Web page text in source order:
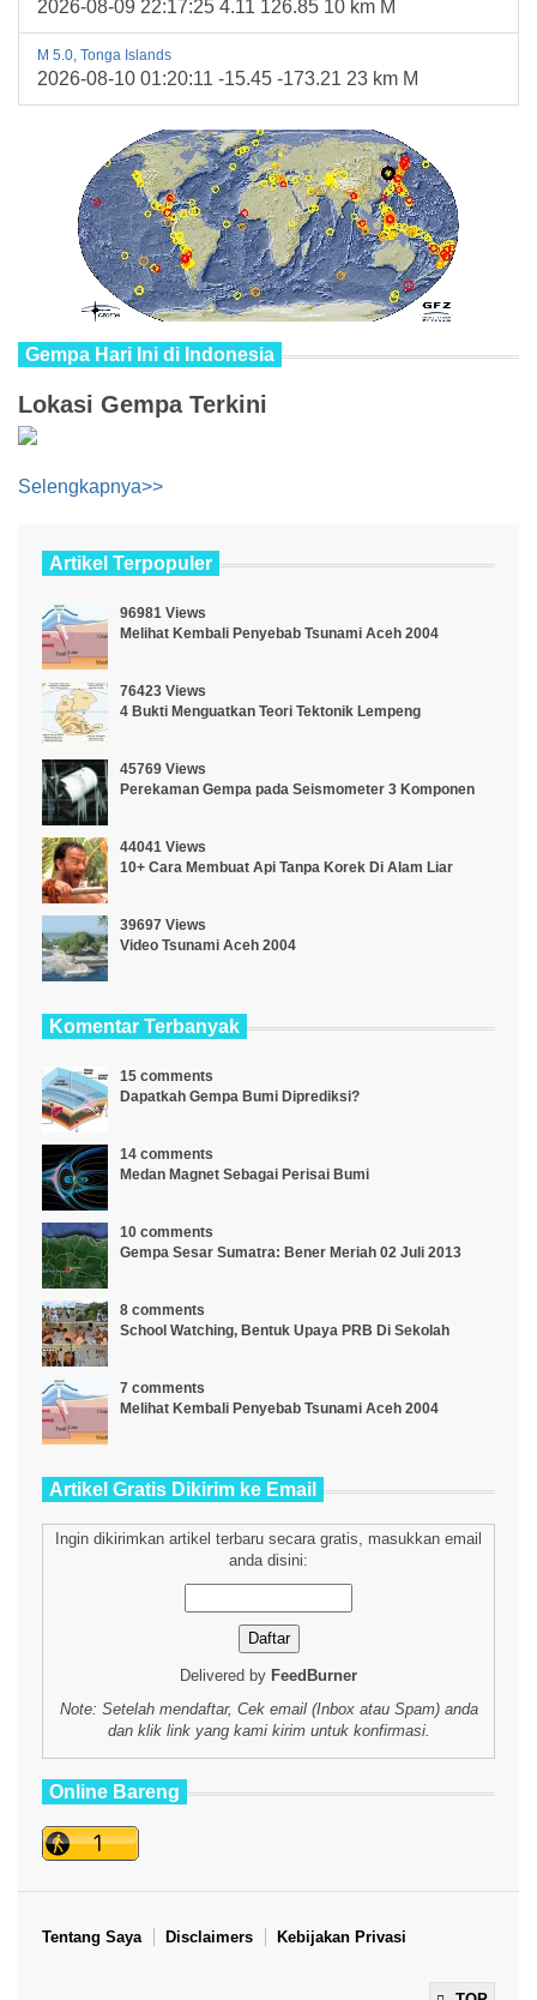
2026-08-09 22:17:25 4.11 126.85 10 km M
M 5.0, Tonga Islands
2026-08-10 01:20:11 -15.45 -173.21 23 km M
Gempa Hari Ini di Indonesia
Lokasi Gempa Terkini
Selengkapnya>>
Artikel Terpopuler
96981 Views
Melihat Kembali Penyebab Tsunami Aceh 2004
76423 Views
4 Bukti Menguatkan Teori Tektonik Lempeng
45769 Views
Perekaman Gempa pada Seismometer 3 Komponen
44041 Views
10+ Cara Membuat Api Tanpa Korek Di Alam Liar
39697 Views
Video Tsunami Aceh 2004
Komentar Terbanyak
15 comments
Dapatkah Gempa Bumi Diprediksi?
14 comments
Medan Magnet Sebagai Perisai Bumi
10 comments
Gempa Sesar Sumatra: Bener Meriah 02 Juli 2013
8 comments
School Watching, Bentuk Upaya PRB Di Sekolah
7 comments
Melihat Kembali Penyebab Tsunami Aceh 2004
Artikel Gratis Dikirim ke Email
Ingin dikirimkan artikel terbaru secara gratis, masukkan email
anda disini:
Delivered by FeedBurner
Note: Setelah mendaftar, Cek email (Inbox atau Spam) anda
dan klik link yang kami kirim untuk konfirmasi.
Online Bareng
Tentang Saya Disclaimers Kebijakan Privasi